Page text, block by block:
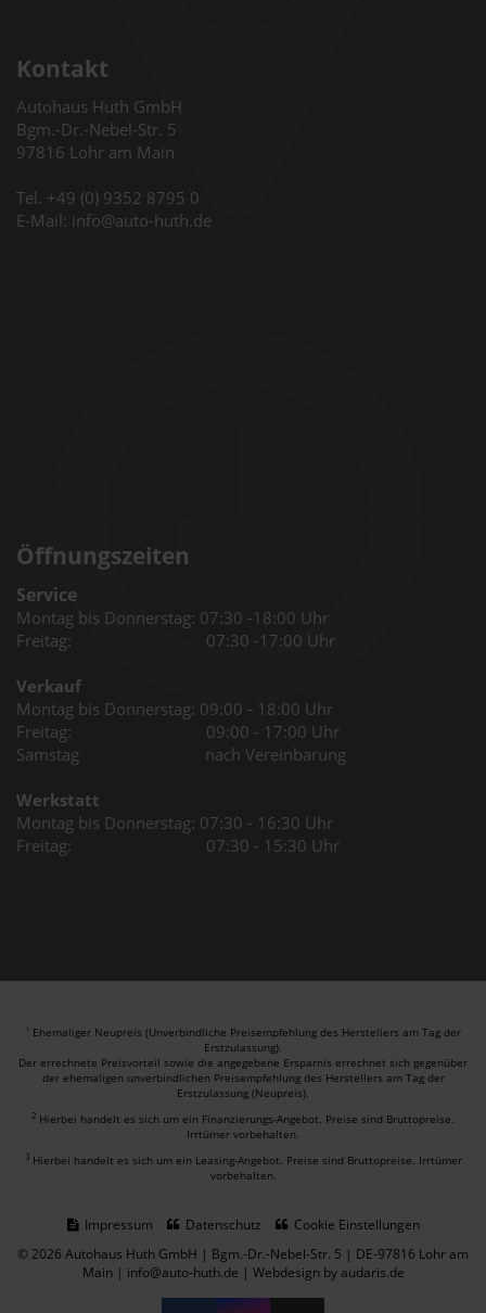
Kontakt
Autohaus Huth GmbH
Bgm.-Dr.-Nebel-Str. 5
97816 Lohr am Main
Tel. +49 (0) 9352 8795 0
E-Mail: info@auto-huth.de
Öffnungszeiten
Service
Montag bis Donnerstag: 07:30 -18:00 Uhr
Freitag: 07:30 -17:00 Uhr
Verkauf
Montag bis Donnerstag: 09:00 - 18:00 Uhr
Freitag: 09:00 - 17:00 Uhr
Samstag nach Vereinbarung
Werkstatt
Montag bis Donnerstag: 07:30 - 16:30 Uhr
Freitag: 07:30 - 15:30 Uhr
1 Ehemaliger Neupreis (Unverbindliche Preisempfehlung des Herstellers am Tag der
Erstzulassung).
Der errechnete Preisvorteil sowie die angegebene Ersparnis errechnet sich gegenüber
der ehemaligen unverbindlichen Preisempfehlung des Herstellers am Tag der
Erstzulassung (Neupreis).
2 Hierbei handelt es sich um ein Finanzierungs-Angebot. Preise sind Bruttopreise.
Irrtümer vorbehalten.
3 Hierbei handelt es sich um ein Leasing-Angebot. Preise sind Bruttopreise. Irrtümer
vorbehalten.
Impressum Datenschutz
Cookie Einstellungen
© 2026 Autohaus Huth GmbH | Bgm.-Dr.-Nebel-Str. 5 | DE-97816 Lohr am
Main | info@auto-huth.de | Webdesign by audaris.de